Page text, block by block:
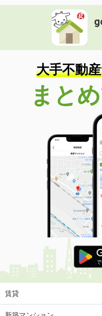
大手不動
まと
賃貸